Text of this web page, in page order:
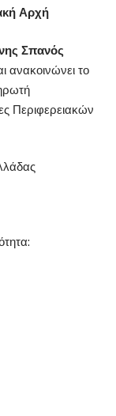
Αρχή
Σπανός
ανακοινώνει το
Περιφερειακών